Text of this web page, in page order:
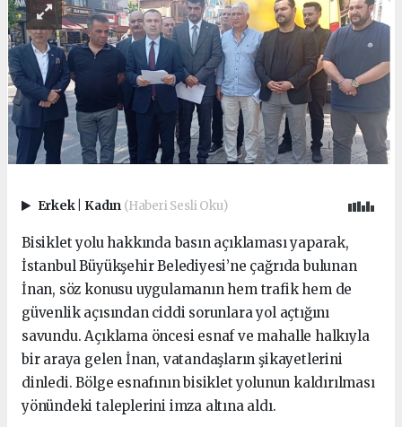
Erkek Kadın (Haberi Sesli Oku)
Bisiklet yolu hakkında basın açıklaması yaparak,
İstanbul Büyükşehir Belediyesi’ne çağrıda bulunan
İnan, söz konusu uygulamanın hem trafik hem de
güvenlik açısından ciddi sorunlara yol açtığını
savundu. Açıklama öncesi esnaf ve mahalle halkıyla
bir araya gelen İnan, vatandaşların şikayetlerini
dinledi. Bölge esnafının bisiklet yolunun kaldırılması
yönündeki taleplerini imza altına aldı.